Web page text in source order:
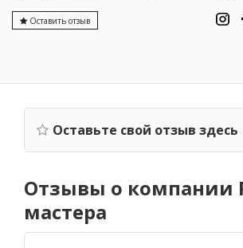
Оставить отзыв
Оставьте свой отзыв здесь
Отзывы о компании
мастера